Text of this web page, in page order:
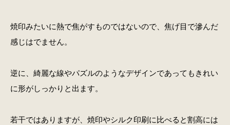
焼印みたいに熱で焦がすものではないので、焦げ目で滲んだ
感じはでません。
逆に、綺麗な線やパズルのようなデザインであってもきれい
に形がしっかりと出ます。
若干ではありますが、焼印やシルク印刷に比べると割高には